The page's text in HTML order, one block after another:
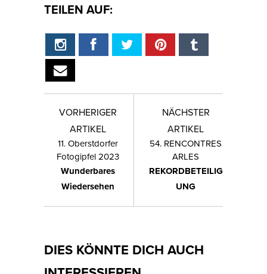
TEILEN AUF:
VORHERIGER
ARTIKEL
11. Oberstdorfer
Fotogipfel 2023
Wunderbares
Wiedersehen
NÄCHSTER
ARTIKEL
54. RENCONTRES
ARLES
REKORDBETEILIG
UNG
DIES KÖNNTE DICH AUCH